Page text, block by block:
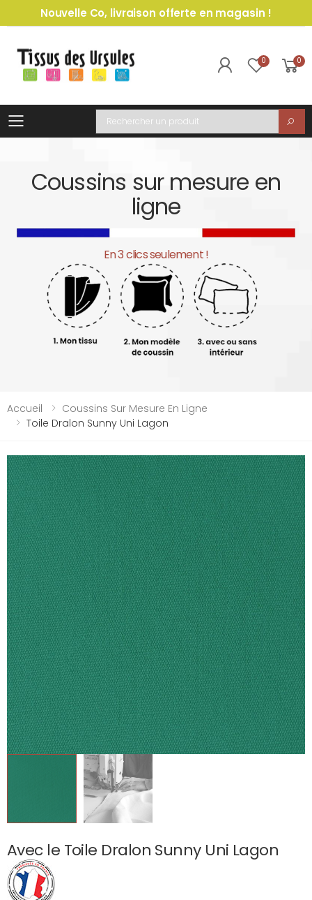
Nouvelle Co, livraison offerte en magasin !
0 0
Toggle mobile menu
Recherche
Coussins sur mesure en
ligne
En 3 clics seulement !
Accueil
Coussins Sur Mesure En Ligne
Toile Dralon Sunny Uni Lagon
Avec le Toile Dralon Sunny Uni Lagon